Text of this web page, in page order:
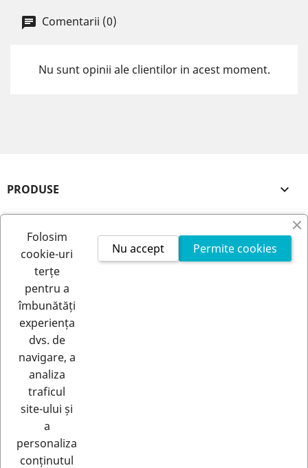
Comentarii (0)
Nu sunt opinii ale clientilor in acest moment.
PRODUSE 
CONTUL TAU 
INFORMATIILE MAGAZINULUI
Folosim
cookie-uri
terțe
pentru a
îmbunătăți
experiența
dvs. de
navigare, a
analiza
traficul
site-ului și
a
personaliza
conținutul
Permite cookies
Nu accept